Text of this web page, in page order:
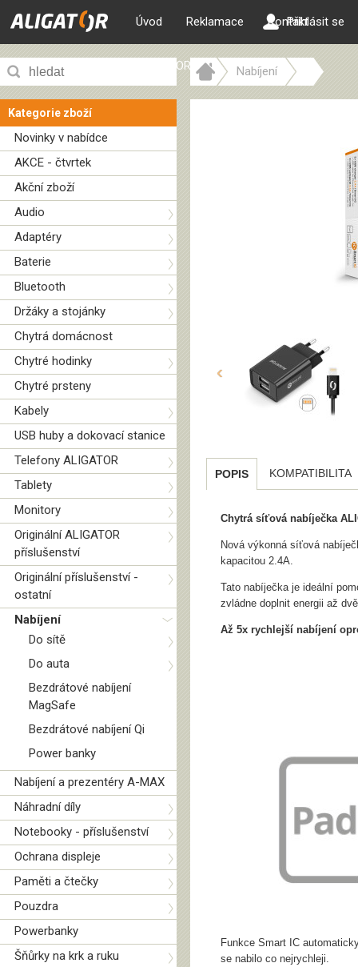
Úvod Reklamace Kontakt
ALIGATOR web
Přihlásit se
Kategorie zboží
Novinky v nabídce
AKCE - čtvrtek
Akční zboží
Audio
Adaptéry
Baterie
Bluetooth
Držáky a stojánky
Chytrá domácnost
Chytré hodinky
Chytré prsteny
Kabely
USB huby a dokovací stanice
Telefony ALIGATOR
Tablety
Monitory
Originální ALIGATOR
příslušenství
Originální příslušenství -
ostatní
Nabíjení
Do sítě
Do auta
Bezdrátové nabíjení
MagSafe
Bezdrátové nabíjení Qi
Power banky
Nabíjení a prezentéry A-MAX
Náhradní díly
Notebooky - příslušenství
Ochrana displeje
Paměti a čtečky
Pouzdra
Powerbanky
Šňůrky na krk a ruku
Nabíjení
‹
POPIS KOMPATIBILITA
Chytrá síťová nabíječka
Nová výkonná síťová
kapacitou 2.4A.
Tato nabíječka je ideální
zvládne doplnit energii až
Až 5x rychlejší nabíjení
Funkce Smart IC
se nabilo co nejrychleji.